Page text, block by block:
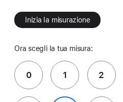
Inizia la misurazione
Ora scegli la tua misura:
0 1 2